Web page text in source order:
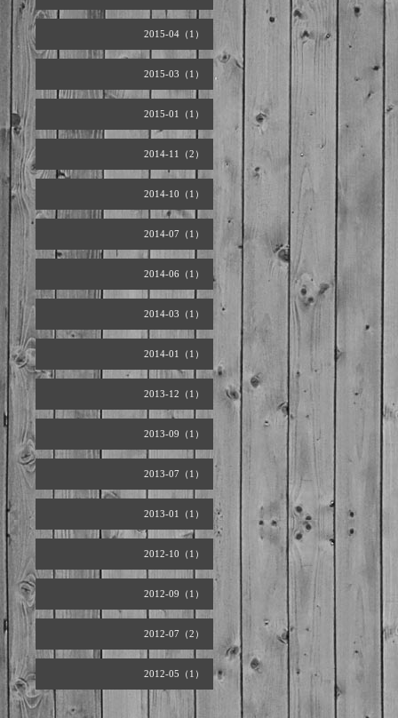
2015-04（1）
2015-03（1）
2015-01（1）
2014-11（2）
2014-10（1）
2014-07（1）
2014-06（1）
2014-03（1）
2014-01（1）
2013-12（1）
2013-09（1）
2013-07（1）
2013-01（1）
2012-10（1）
2012-09（1）
2012-07（2）
2012-05（1）